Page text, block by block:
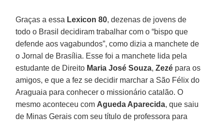
Graças a essa Lexicon 80, dezenas de jovens de
todo o Brasil decidiram trabalhar com o “bispo que
defende aos vagabundos”, como dizia a manchete de
o Jornal de Brasília. Esse foi a manchete lida pela
estudante de Direito Maria José Souza,Zezé para os
amigos, e que a fez se decidir marchar a São Félix do
Araguaia para conhecer o missionário catalão. O
mesmo aconteceu com Agueda Aparecida, que saiu
de Minas Gerais com seu título de professora para